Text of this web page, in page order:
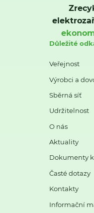
Důležité
Veřejnost
Výrobci a
Sběrná síť
Udržitelnost
O nás
Aktuality
Dokumenty
Časté dotazy
Kontakty
Informační